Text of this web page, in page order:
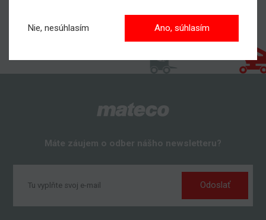
Máte záujem o odber nášho newsletteru?
Odoslať
Nie, nesúhlasím Ano, súhlasím